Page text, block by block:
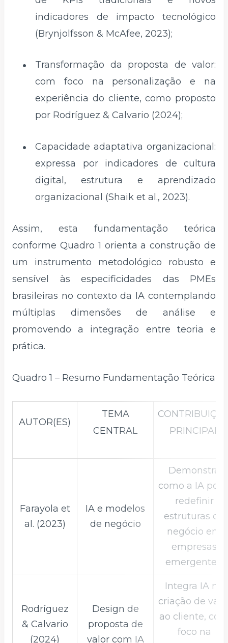
indicadores de impacto tecnológico
(Brynjolfsson & McAfee, 2023);
Transformação da proposta de valor:
com foco na personalização e na
experiência do cliente, como proposto
por Rodríguez & Calvario (2024);
Capacidade adaptativa organizacional:
expressa por indicadores de cultura
digital, estrutura e aprendizado
organizacional (Shaik et al., 2023).
Assim, esta fundamentação teórica
conforme Quadro 1 orienta a construção de
um instrumento metodológico robusto e
sensível às especificidades das PMEs
brasileiras no contexto da IA contemplando
múltiplas dimensões de análise e
promovendo a integração entre teoria e
prática.
Quadro 1 – Resumo Fundamentação Teórica
AUTOR(ES)
TEMA
CENTRAL
PRINCIPAL
Farayola et
al. (2023)
IA e modelos
de negócio
Demonstra
como a IA
redefinir
estruturas de
negócio em
empresas
emergentes.
Rodríguez
& Calvario
(2024)
Design de
proposta de
valor com IA
Integra IA na
criação de
ao cliente,
foco na